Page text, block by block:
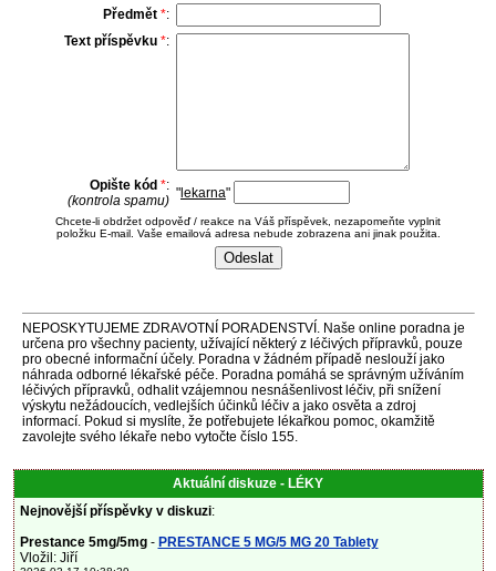
Předmět *:
Text příspěvku *:
Opište kód *:
(kontrola spamu) " lekarna"
Chcete-li obdržet odpověď / reakce na Váš příspěvek, nezapomeňte vyplnit
položku E-mail. Vaše emailová adresa nebude zobrazena ani jinak použita.
NEPOSKYTUJEME ZDRAVOTNÍ PORADENSTVÍ. Naše online poradna je
určena pro všechny pacienty, užívající některý z léčivých přípravků, pouze
pro obecné informační účely. Poradna v žádném případě neslouží jako
náhrada odborné lékařské péče. Poradna pomáhá se správným užíváním
léčivých přípravků, odhalit vzájemnou nesnášenlivost léčiv, při snížení
výskytu nežádoucích, vedlejších účinků léčiv a jako osvěta a zdroj
informací. Pokud si myslíte, že potřebujete lékařkou pomoc, okamžitě
zavolejte svého lékaře nebo vytočte číslo 155.
Aktuální diskuze - LÉKY
Nejnovější příspěvky v diskuzi:
Prestance 5mg/5mg- PRESTANCE 5 MG/5 MG 20 Tablety
Vložil: Jiří